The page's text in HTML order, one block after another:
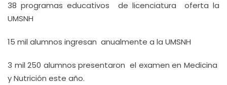
38 programas educativos de licenciatura oferta la
UMSNH
15 mil alumnos ingresan anualmente a la UMSNH
3 mil 250 alumnos presentaron el examen en Medicina
y Nutrición este año.